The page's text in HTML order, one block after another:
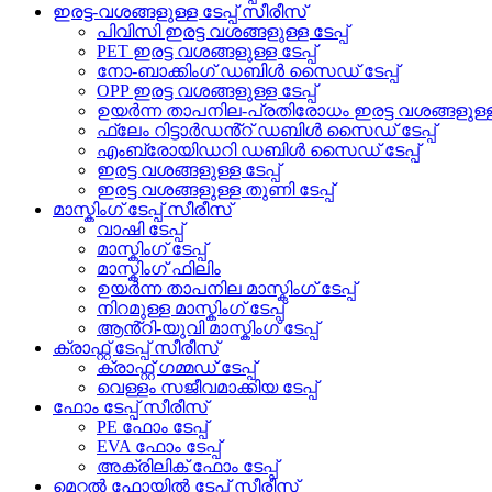
ഇരട്ട-വശങ്ങളുള്ള ടേപ്പ് സീരീസ്
പിവിസി ഇരട്ട വശങ്ങളുള്ള ടേപ്പ്
PET ഇരട്ട വശങ്ങളുള്ള ടേപ്പ്
നോ-ബാക്കിംഗ് ഡബിൾ സൈഡ് ടേപ്പ്
OPP ഇരട്ട വശങ്ങളുള്ള ടേപ്പ്
ഉയർന്ന താപനില-പ്രതിരോധം ഇരട്ട വശങ്ങളുള്ള
ഫ്ലേം റിട്ടാർഡൻ്റ് ഡബിൾ സൈഡ് ടേപ്പ്
എംബ്രോയിഡറി ഡബിൾ സൈഡ് ടേപ്പ്
ഇരട്ട വശങ്ങളുള്ള ടേപ്പ്
ഇരട്ട വശങ്ങളുള്ള തുണി ടേപ്പ്
മാസ്കിംഗ് ടേപ്പ് സീരീസ്
വാഷി ടേപ്പ്
മാസ്കിംഗ് ടേപ്പ്
മാസ്കിംഗ് ഫിലിം
ഉയർന്ന താപനില മാസ്കിംഗ് ടേപ്പ്
നിറമുള്ള മാസ്കിംഗ് ടേപ്പ്
ആൻ്റി-യുവി മാസ്കിംഗ് ടേപ്പ്
ക്രാഫ്റ്റ് ടേപ്പ് സീരീസ്
ക്രാഫ്റ്റ് ഗമ്മഡ് ടേപ്പ്
വെള്ളം സജീവമാക്കിയ ടേപ്പ്
ഫോം ടേപ്പ് സീരീസ്
PE ഫോം ടേപ്പ്
EVA ഫോം ടേപ്പ്
അക്രിലിക് ഫോം ടേപ്പ്
മെറ്റൽ ഫോയിൽ ടേപ്പ് സീരീസ്